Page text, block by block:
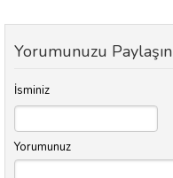
Yorumunuzu Paylaşın
İsminiz
Yorumunuz